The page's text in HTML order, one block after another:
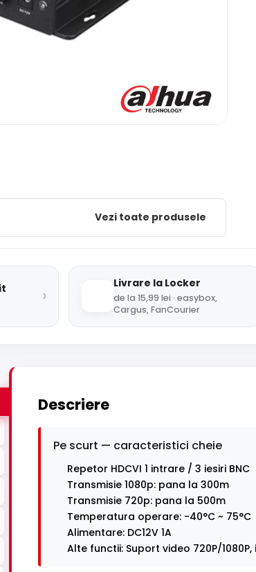
Vezi toate produsele
›
Livrare la Locker
de la 15,99 lei · easybox,
Cargus, FanCourier
Descriere
Pe scurt — caracteristici cheie
Repetor HDCVI 1 intrare / 3 iesiri BNC
Transmisie 1080p: pana la 300m
Transmisie 720p: pana la 500m
Temperatura operare: -40°C ~ 75°C
Alimentare: DC12V 1A
Alte functii: Suport video 720P/